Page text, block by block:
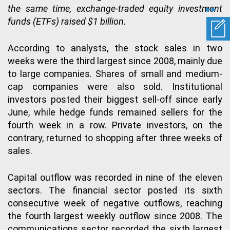
the same time, exchange-traded equity investment
funds (ETFs) raised $1 billion.
According to analysts, the stock sales in two
weeks were the third largest since 2008, mainly due
to large companies. Shares of small and medium-
cap companies were also sold. Institutional
investors posted their biggest sell-off since early
June, while hedge funds remained sellers for the
fourth week in a row. Private investors, on the
contrary, returned to shopping after three weeks of
sales.
Capital outflow was recorded in nine of the eleven
sectors. The financial sector posted its sixth
consecutive week of negative outflows, reaching
the fourth largest weekly outflow since 2008. The